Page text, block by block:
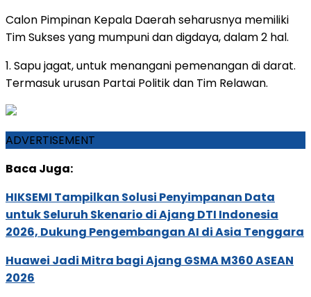
Calon Pimpinan Kepala Daerah seharusnya memiliki
Tim Sukses yang mumpuni dan digdaya, dalam 2 hal.
1. Sapu jagat, untuk menangani pemenangan di darat.
Termasuk urusan Partai Politik dan Tim Relawan.
ADVERTISEMENT
Baca Juga:
HIKSEMI Tampilkan Solusi Penyimpanan Data
untuk Seluruh Skenario di Ajang DTI Indonesia
2026, Dukung Pengembangan AI di Asia Tenggara
Huawei Jadi Mitra bagi Ajang GSMA M360 ASEAN
2026